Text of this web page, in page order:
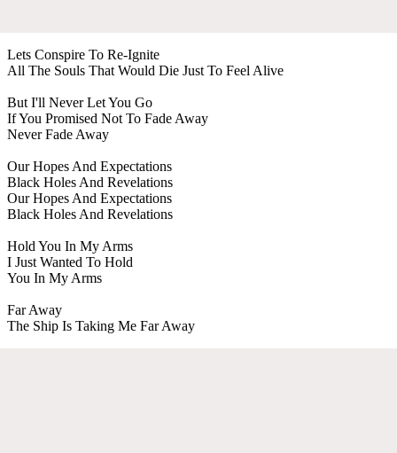
Lets Conspire To Re-Ignite
All The Souls That Would Die Just To Feel Alive
But I'll Never Let You Go
If You Promised Not To Fade Away
Never Fade Away
Our Hopes And Expectations
Black Holes And Revelations
Our Hopes And Expectations
Black Holes And Revelations
Hold You In My Arms
I Just Wanted To Hold
You In My Arms
Far Away
The Ship Is Taking Me Far Away